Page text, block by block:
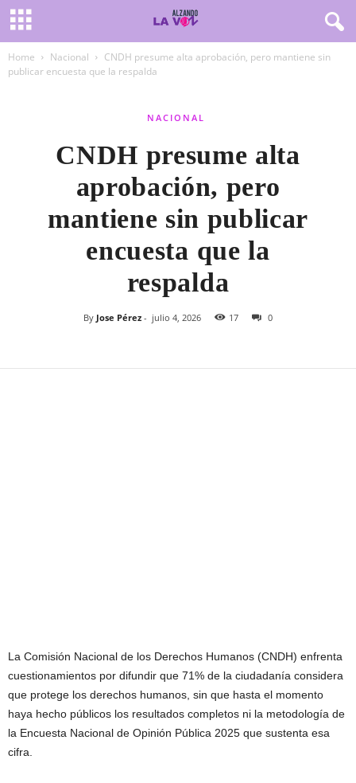
Home Nacional
CNDH presume alta aprobación, pero mantiene sin
publicar encuesta que la respalda
NACIONAL
CNDH presume alta
aprobación, pero
mantiene sin publicar
encuesta que la
respalda
By Jose Pérez - julio 4, 2026 17 0
La Comisión Nacional de los Derechos Humanos (CNDH) enfrenta
cuestionamientos por difundir que 71% de la ciudadanía considera
que protege los derechos humanos, sin que hasta el momento
haya hecho públicos los resultados completos ni la metodología de
la Encuesta Nacional de Opinión Pública 2025 que sustenta esa
cifra.